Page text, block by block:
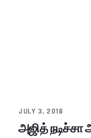
JULY 3, 2018
அஜித் நடிச்சா